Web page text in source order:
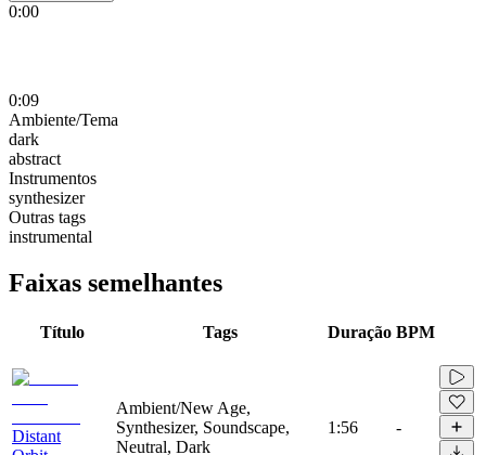
0:00
0:09
Ambiente/Tema
dark
abstract
Instrumentos
synthesizer
Outras tags
instrumental
Faixas semelhantes
Título Tags Duração BPM
Distant
Ambient/New Age,
Synthesizer, Soundscape,
Neutral, Dark
1:56 -